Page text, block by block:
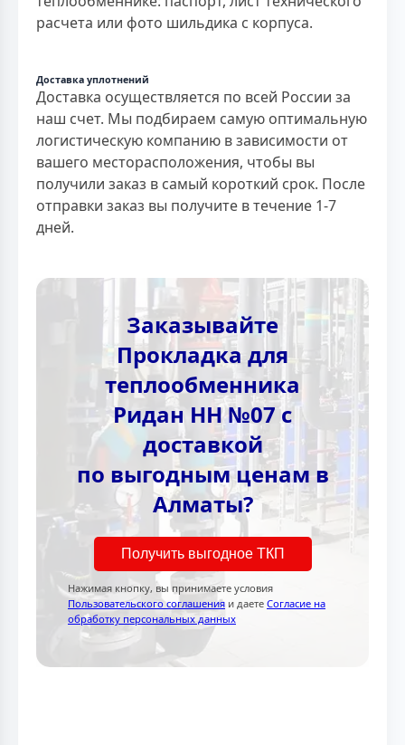
расчета или фото шильдика с корпуса.
Доставка уплотнений
Доставка осуществляется по всей России за
наш счет. Мы подбираем самую оптимальную
логистическую компанию в зависимости от
вашего месторасположения, чтобы вы
получили заказ в самый короткий срок. После
отправки заказ вы получите в течение 1-7
дней.
Заказывайте
Прокладка для
теплообменника
Ридан НН №07 с
доставкой
по выгодным ценам в
Алматы?
Получить выгодное ТКП
Нажимая кнопку, вы принимаете условия
Пользовательского соглашения и даете Согласие на
обработку персональных данных